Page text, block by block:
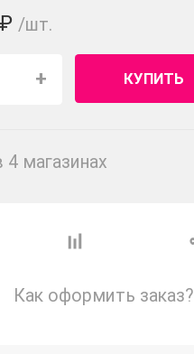
₽ /шт.
+ КУПИТЬ
4 магазинах
Как оформить заказ?